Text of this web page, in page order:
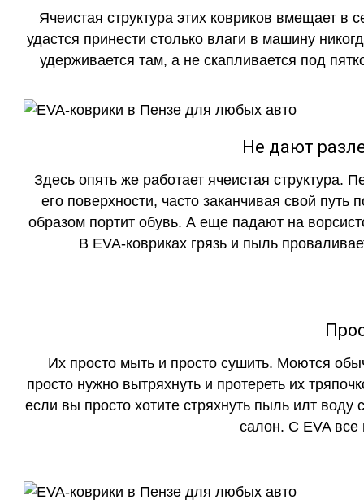
Ячеистая структура этих ковриков вмещает в
удастся принести столько влаги в машину
удерживается там, а не скапливается под
Не дают
Здесь опять же работает ячеистая структура.
его поверхности, часто заканчивая свой
образом портит обувь. А еще падают на
В EVA-ковриках грязь и пыль
Их просто мыть и просто сушить. Моются
просто нужно вытряхнуть и протереть их
если вы просто хотите стряхнуть пыль илт воду
салон. С EVA все